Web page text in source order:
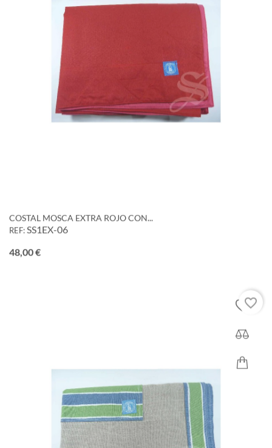
COSTAL MOSCA EXTRA ROJO CON...
REF: SS1EX-06
48,00 €Precio
favorite_border